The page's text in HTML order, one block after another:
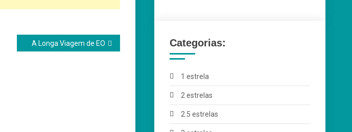
A Longa Viagem de EO Categorias:
1 estrela
2 estrelas
2.5 estrelas